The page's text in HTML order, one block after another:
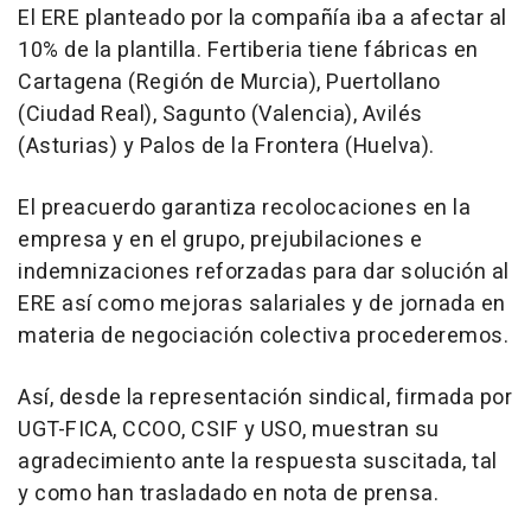
El ERE planteado por la compañía iba a afectar al
10% de la plantilla. Fertiberia tiene fábricas en
Cartagena (Región de Murcia), Puertollano
(Ciudad Real), Sagunto (Valencia), Avilés
(Asturias) y Palos de la Frontera (Huelva).
El preacuerdo garantiza recolocaciones en la
empresa y en el grupo, prejubilaciones e
indemnizaciones reforzadas para dar solución al
ERE así como mejoras salariales y de jornada en
materia de negociación colectiva procederemos.
Así, desde la representación sindical, firmada por
UGT-FICA, CCOO, CSIF y USO, muestran su
agradecimiento ante la respuesta suscitada, tal
y como han trasladado en nota de prensa.